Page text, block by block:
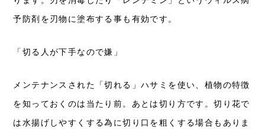
予防剤を刃物に塗布する事も有効です。
「切る人が下手なので嫌」
メンテナンスされた「切れる」ハサミを使い、植物の特徴
を知っておくのは当たり前。あとは切り方です。切り花で
は水揚げしやすくする為に切り口を粗くする場合もありま